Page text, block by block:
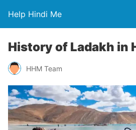
Help Hindi Me
History of Ladakh in
HHM Team